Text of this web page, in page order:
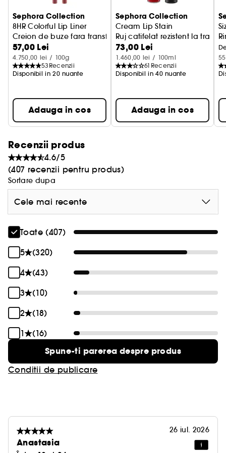
Usor de folosit, este suficient sa introduci degetele
prin orificiu pentru mai multa precizie, sa iei
cantitatea dorita de produs si sa aplici usor pe
piele.
Un pamatuf lavabil si reutilizabil.
utilizare indelungata, pamatuful este reutilizabil si
poate fi spalat cu apa si sapun dupa fiecare
utilizare.
Ambalaj dezvoltat cu o abordare responsabila
Cutia provine din paduri gestionate sustenabil si
este decorata cu cerneala de origine vegetala.
Sephora Collection
8HR Colorful Lip Liner
Creion de buze fara transfer
57,00 Lei
4.750,00 lei / 100g
53 Recenzii
Disponibil in 20 nuante
Adauga in cos
Sephora Collection
Cream Lip Stain
Ruj catifelat rezistent la
73,00 Lei
1.460,00 lei / 100ml
61 Recenzii
Disponibil in 40 nuante
Adauga in cos
Recenzii produs
4.6/5
(407 recenzii pentru produs)
Sortare dupa
Cele mai recente
Toate (407)
5
(320)
4
(43)
3
(10)
2
(18)
1
(16)
Spune-ti parerea despre produs
Conditii de publicare
26 iul. 2026
Anastasia